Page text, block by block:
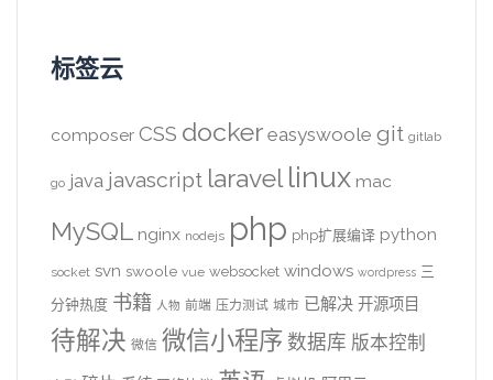
标签云
composer CSS docker easyswoole git gitlab
go java javascript laravel linux mac
MySQL nginx nodejs php php扩展编译 python
socket svn swoole vue websocket windows wordpress 三
分钟热度 书籍 人物 前端 压力测试 城市 已解决 开源项目
待解决 微信 微信小程序 数据库 版本控制